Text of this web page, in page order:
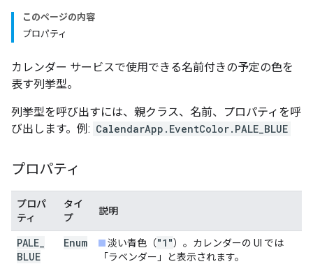
このページの内容
プロパティ
カレンダー サービスで使用できる名前付きの予定の色を
表す列挙型。
列挙型を呼び出すには、親クラス、名前、プロパティを呼
び出します。例: CalendarApp.EventColor.PALE_BLUE
プロパティ
プロパ
ティ
タイ
プ
説明
PALE
BLUE
Enum 淡い青色（"1"）。カレンダーの UI では
「ラベンダー」と表示されます。